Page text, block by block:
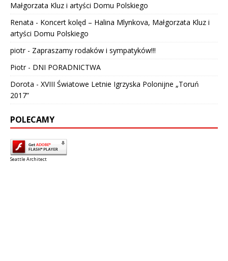
Małgorzata Kluz i artyści Domu Polskiego
Renata - Koncert kolęd – Halina Mlynkova, Małgorzata Kluz i
artyści Domu Polskiego
piotr- Zapraszamy rodaków i sympatyków!!!
Piotr- DNI PORADNICTWA
Dorota - XVIII Światowe Letnie Igrzyska Polonijne „Toruń
2017”
POLECAMY
Seattle Architect